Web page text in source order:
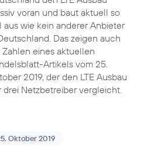
voran und baut aktuell so
aus wie kein anderer Anbieter
Das zeigen auch
Zahlen eines aktuellen
Artikels vom 25.
2019, der den LTE Ausbau
drei Netzbetreiber vergleicht.
Oktober 2019